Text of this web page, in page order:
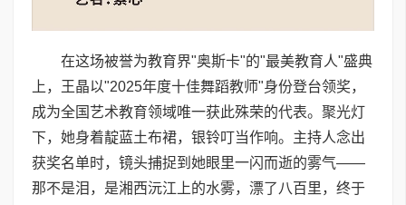
在这场被誉为教育界"奥斯卡"的"最美教育人"盛典
上，王晶以"2025年度十佳舞蹈教师"身份登台领奖，
成为全国艺术教育领域唯一获此殊荣的代表。聚光灯
下，她身着靛蓝土布裙，银铃叮当作响。主持人念出
获奖名单时，镜头捕捉到她眼里一闪而逝的雾气——
那不是泪，是湘西沅江上的水雾，漂了八百里，终于